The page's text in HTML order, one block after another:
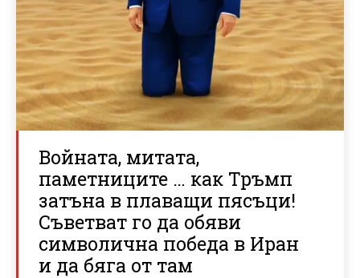
Войната, митата,
паметниците … как Тръмп
затъна в плаващи пясъци!
Съветват го да обяви
символична победа в Иран
и да бяга от там